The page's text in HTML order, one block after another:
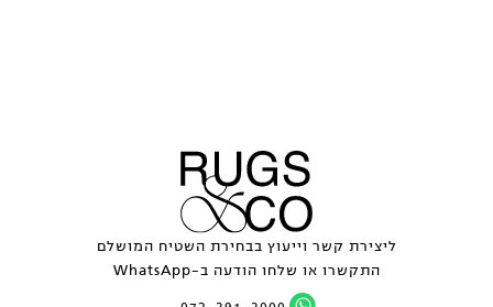
ליצירת קשר וייעוץ בבחירת השטיח המושלם
התקשרו או שלחו הודעה ב-WhatsApp